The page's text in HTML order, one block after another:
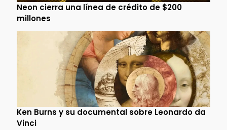
Neon cierra una línea de crédito de $200
millones
Ken Burns y su documental sobre Leonardo da
Vinci